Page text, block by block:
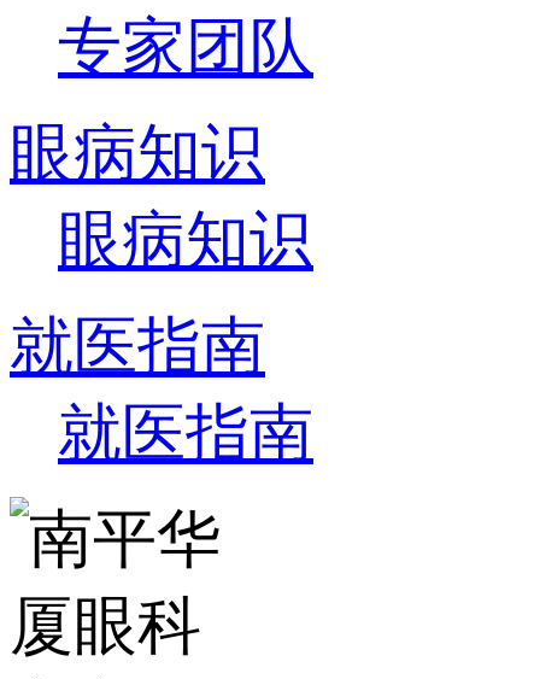
专家团队
眼病知识
眼病知识
就医指南
就医指南